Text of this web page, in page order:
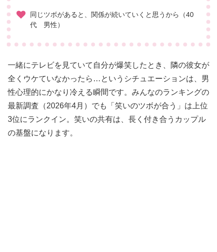
同じツボがあると、関係が続いていくと思うから（40
代 男性）
一緒にテレビを見ていて自分が爆笑したとき、隣の彼女が
全くウケていなかったら…というシチュエーションは、男
性心理的にかなり冷える瞬間です。みんなのランキングの
最新調査（2026年4月）でも「笑いのツボが合う」は上位
3位にランクイン。笑いの共有は、長く付き合うカップル
の基盤になります。